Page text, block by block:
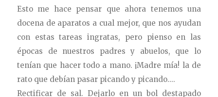
Esto me hace pensar que ahora tenemos una
docena de aparatos a cual mejor, que nos ayudan
con estas tareas ingratas, pero pienso en las
épocas de nuestros padres y abuelos, que lo
tenían que hacer todo a mano. ¡Madre mía! la de
rato que debían pasar picando y picando....
Rectificar de sal. Dejarlo en un bol destapado